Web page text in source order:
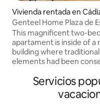
Vivienda rentada en
Genteel Home Plaza de
This magnificent two-
apartament is inside of a
building where
elements had been
ceiling and "ostionera"
from old city of Cádiz. Upon entering
the apartment, we have
Servicios